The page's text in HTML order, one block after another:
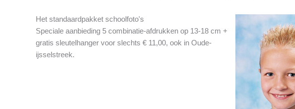
Het standaardpakket schoolfoto's
Speciale aanbieding 5 combinatie-afdrukken op 13-18 cm +
gratis sleutelhanger voor slechts € 11,00, ook in Oude-
ijsselstreek.